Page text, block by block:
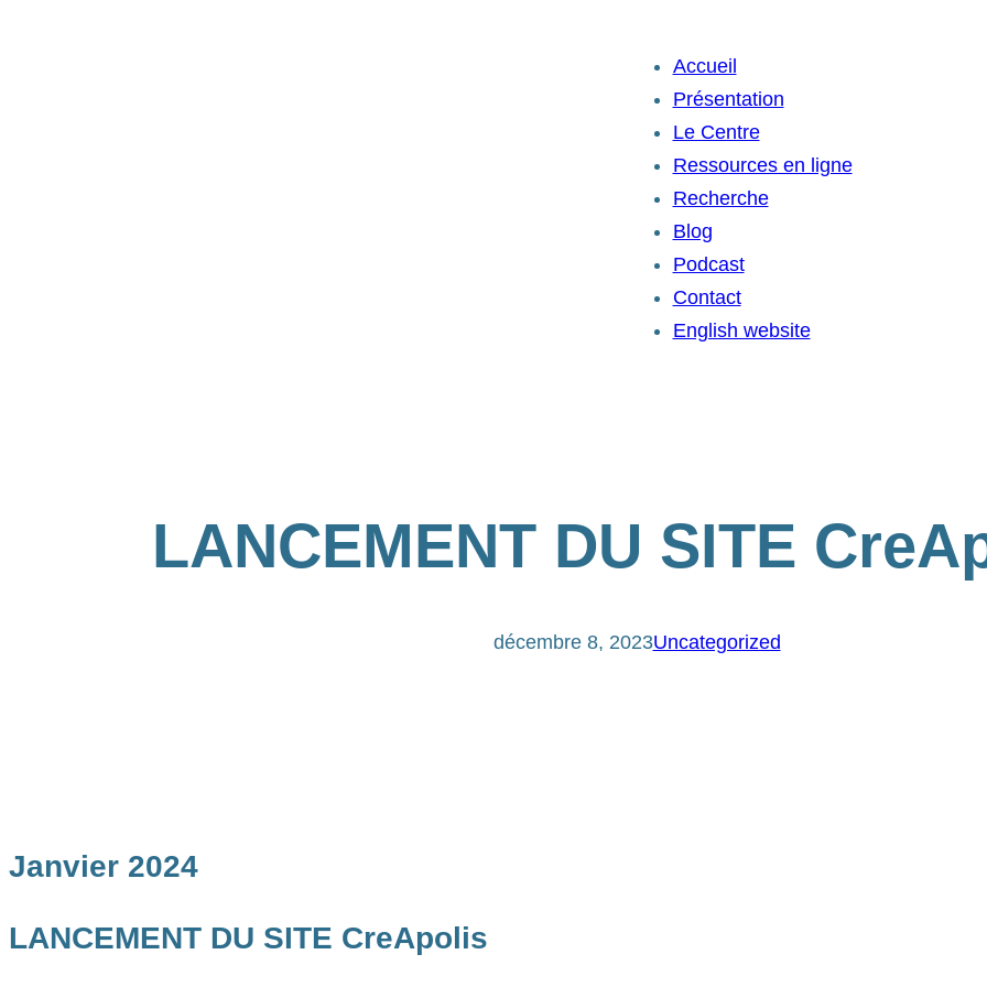
Accueil
Présentation
Le Centre
Ressources en ligne
Recherche
Blog
Podcast
Contact
English website
LANCEMENT DU SITE
décembre 8, 2023Uncategorized
Janvier 2024
LANCEMENT DU SITE CreApolis